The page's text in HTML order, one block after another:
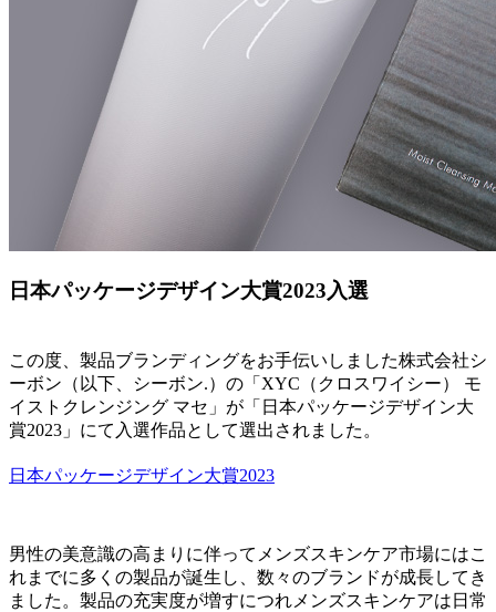
日本パッケージデザイン大賞2023入選
この度、製品ブランディングをお手伝いしました株式会社シ
ーボン（以下、シーボン.）の「XYC（クロスワイシー） モ
イストクレンジング マセ」が「日本パッケージデザイン大
賞2023」にて入選作品として選出されました。
日本パッケージデザイン大賞2023
男性の美意識の高まりに伴ってメンズスキンケア市場にはこ
れまでに多くの製品が誕生し、数々のブランドが成長してき
ました。製品の充実度が増すにつれメンズスキンケアは日常